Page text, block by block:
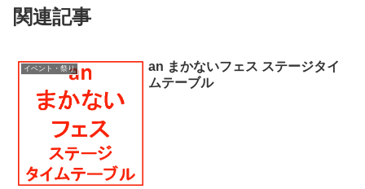
関連記事
イベント・祭り
an まかないフェス ステージタイ
ムテーブル